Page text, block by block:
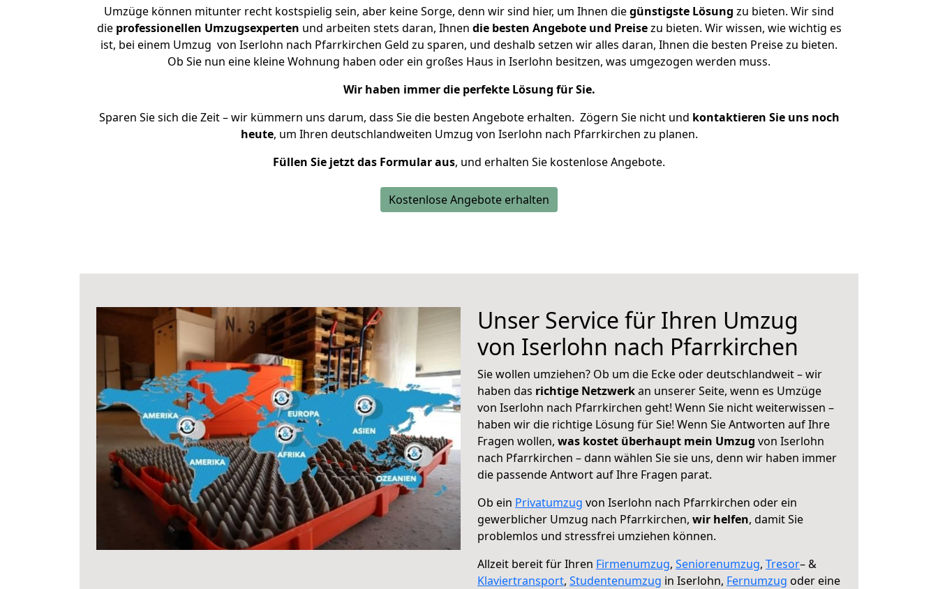
Umzüge können mitunter recht kostspielig sein, aber keine Sorge, denn wir sind hier, um Ihnen diegünstigste Lösung zu bieten. Wir sind
die professionellen Umzugsexperten und arbeiten stets daran, Ihnen die besten Angebote und Preisezu bieten. Wir wissen, wie wichtig es
ist, bei einem Umzug von Iserlohn nach Pfarrkirchen Geld zu sparen, und deshalb setzen wir alles daran, Ihnen die besten Preise zu bieten.
Ob Sie nun eine kleine Wohnung haben oder ein großes Haus in Iserlohn besitzen, was umgezogen werden muss.
Wir haben immer die perfekte Lösung für Sie.
Sparen Sie sich die Zeit – wir kümmern uns darum, dass Sie die besten Angebote erhalten. Zögern Sie nicht und kontaktieren Sie uns noch
heute, um Ihren deutschlandweiten Umzug von Iserlohn nach Pfarrkirchen zu planen.
Füllen Sie jetzt das Formular aus, und erhalten Sie kostenlose Angebote.
Kostenlose Angebote erhalten
Unser Service für Ihren Umzug
von Iserlohn nach Pfarrkirchen
Sie wollen umziehen? Ob um die Ecke oder deutschlandweit – wir
haben das richtige Netzwerkan unserer Seite, wenn es Umzüge
von Iserlohn nach Pfarrkirchen geht! Wenn Sie nicht weiterwissen –
haben wir die richtige Lösung für Sie! Wenn Sie Antworten auf Ihre
Fragen wollen, was kostet überhaupt mein Umzug von Iserlohn
nach Pfarrkirchen – dann wählen Sie sie uns, denn wir haben immer
die passende Antwort auf Ihre Fragen parat.
Ob ein Privatumzug von Iserlohn nach Pfarrkirchen oder ein
gewerblicher Umzug nach Pfarrkirchen, wir helfen, damit Sie
problemlos und stressfrei umziehen können.
Allzeit bereit für Ihren Firmenumzug, Seniorenumzug, Tresor– &
Klaviertransport, Studentenumzug in Iserlohn, Fernumzug oder eine